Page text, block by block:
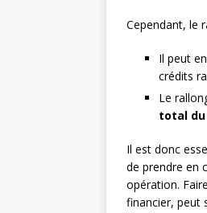
Cependant, le
Il peut
crédits
Le
total
Il est donc
de prendre en
opération.
financier, peut